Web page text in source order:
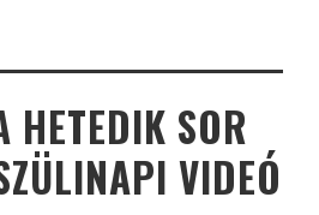
HETEDIK SOR
VIDEÓ